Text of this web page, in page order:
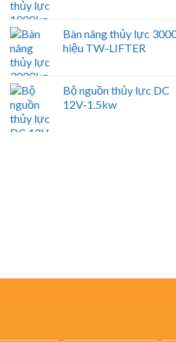
Bàn nâng thủy lực
hiệu TW-LIFTER
Bộ nguồn thủy lực DC
12V-1.5kw